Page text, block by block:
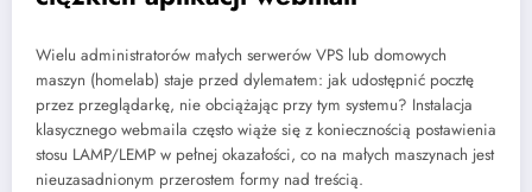
Wielu administratorów małych serwerów VPS lub domowych
maszyn (homelab) staje przed dylematem: jak udostępnić pocztę
przez przeglądarkę, nie obciążając przy tym systemu? Instalacja
klasycznego webmaila często wiąże się z koniecznością postawienia
stosu LAMP/LEMP w pełnej okazałości, co na małych maszynach jest
nieuzasadnionym przerostem formy nad treścią.